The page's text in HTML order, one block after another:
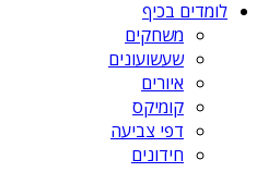
לומדים בכיף
משחקים
שעשועונים
איורים
קומיקס
דפי צביעה
חידונים